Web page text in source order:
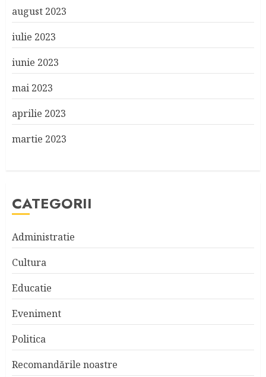
august 2023
iulie 2023
iunie 2023
mai 2023
aprilie 2023
martie 2023
CATEGORII
Administratie
Cultura
Educatie
Eveniment
Politica
Recomandările noastre